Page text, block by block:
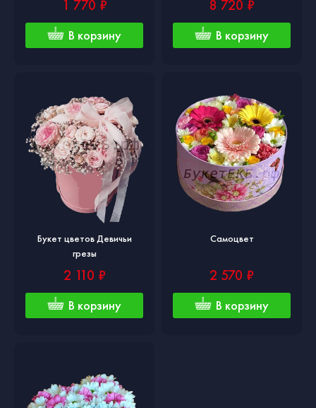
1 770 ₽
В корзину
8 720 ₽
В корзину
Букет цветов Девичьи
грезы
2 110 ₽
В корзину
Самоцвет
2 570 ₽
В корзину